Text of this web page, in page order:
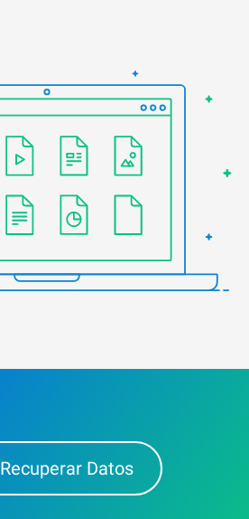
Recuperar Datos